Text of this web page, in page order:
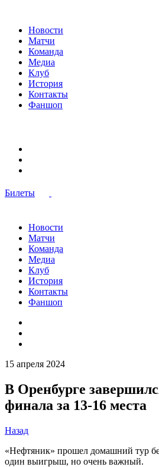
Новости
Матчи
Команда
Медиа
Клуб
История
Контакты
Фаншоп
Билеты
Новости
Матчи
Команда
Медиа
Клуб
История
Контакты
Фаншоп
15 апреля 2024
В Оренбурге
финала за 13-16 места
Назад
«Нефтяник» прошел домашний тур
один выигрыш, но очень важный.